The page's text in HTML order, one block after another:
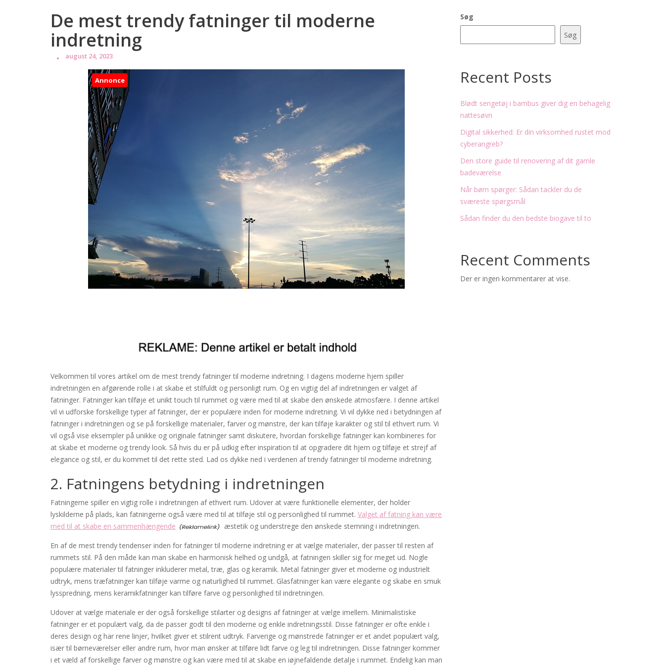
De mest trendy fatninger til moderne
indretning
august 24, 2023
Annonce
Velkommen til vores artikel om de mest trendy fatninger til moderne indretning. I dagens moderne hjem spiller
indretningen en afgørende rolle i at skabe et stilfuldt og personligt rum. Og en vigtig del af indretningen er valget af
fatninger. Fatninger kan tilføje et unikt touch til rummet og være med til at skabe den ønskede atmosfære. I denne artikel
vil vi udforske forskellige typer af fatninger, der er populære inden for moderne indretning. Vi vil dykke ned i betydningen af
fatninger i indretningen og se på forskellige materialer, farver og mønstre, der kan tilføje karakter og stil til ethvert rum. Vi
vil også vise eksempler på unikke og originale fatninger samt diskutere, hvordan forskellige fatninger kan kombineres for
at skabe et moderne og trendy look. Så hvis du er på udkig efter inspiration til at opgradere dit hjem og tilføje et strejf af
elegance og stil, er du kommet til det rette sted. Lad os dykke ned i verdenen af trendy fatninger til moderne indretning.
2. Fatningens betydning i indretningen
Fatningerne spiller en vigtig rolle i indretningen af ethvert rum. Udover at være funktionelle elementer, der holder
lyskilderne på plads, kan fatningerne også være med til at tilføje stil og personlighed til rummet. Valget af fatning kan være
med til at skabe en sammenhængende
æstetik og understrege den ønskede stemning i indretningen.
En af de mest trendy tendenser inden for fatninger til moderne indretning er at vælge materialer, der passer til resten af
rummets stil. På den måde kan man skabe en harmonisk helhed og undgå, at fatningen skiller sig for meget ud. Nogle
populære materialer til fatninger inkluderer metal, træ, glas og keramik. Metal fatninger giver et moderne og industrielt
udtryk, mens træfatninger kan tilføje varme og naturlighed til rummet. Glasfatninger kan være elegante og skabe en smuk
lysspredning, mens keramikfatninger kan tilføre farve og personlighed til indretningen.
Udover at vælge materiale er der også forskellige stilarter og designs af fatninger at vælge imellem. Minimalistiske
fatninger er et populært valg, da de passer godt til den moderne og enkle indretningsstil. Disse fatninger er ofte enkle i
deres design og har rene linjer, hvilket giver et stilrent udtryk. Farverige og mønstrede fatninger er et andet populært valg,
især til børneværelser eller andre rum, hvor man ønsker at tilføre lidt farve og leg til indretningen. Disse fatninger kommer
i et væld af forskellige farver og mønstre og kan være med til at skabe en iøjnefaldende detalje i rummet. Endelig kan man
Søg
Søg
Recent Posts
Blødt sengetøj i bambus giver dig en behagelig
nattesøvn
Digital sikkerhed: Er din virksomhed rustet mod
cyberangreb?
Den store guide til renovering af dit gamle
badeværelse
Når børn spørger: Sådan tackler du de
sværeste spørgsmål
Sådan finder du den bedste biogave til to
Recent Comments
Der er ingen kommentarer at vise.